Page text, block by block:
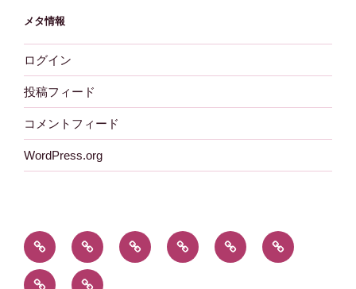
メタ情報
ログイン
投稿フィード
コメントフィード
WordPress.org
新
着
情
あ
ぶ
く
組
合
特
殊
木
材
採
用
お 外